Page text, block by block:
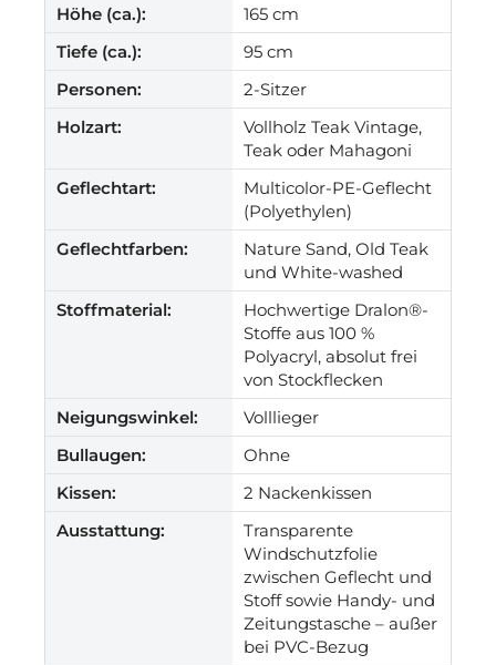
Höhe (ca.):
165 cm
Tiefe (ca.):
95 cm
Personen:
2-Sitzer
Holzart:
Vollholz Teak Vintage,
Teak oder Mahagoni
Geflechtart:
Multicolor-PE-Geflecht
(Polyethylen)
Geflechtfarben:
Nature Sand, Old Teak
und White-washed
Stoffmaterial:
Hochwertige Dralon®-
Stoffe aus 100 %
Polyacryl, absolut frei
von Stockflecken
Neigungswinkel:
Volllieger
Bullaugen:
Ohne
Kissen:
2 Nackenkissen
Ausstattung:
Transparente
Windschutzfolie
zwischen Geflecht und
Stoff sowie Handy- und
Zeitungstasche – außer
bei PVC-Bezug